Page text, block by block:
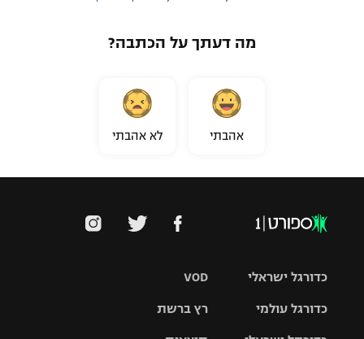
מה דעתך על הכתבה?
אהבתי לא אהבתי
VOD
רץ ברשת
כדורגל ישראלי
כדורגל עולמי